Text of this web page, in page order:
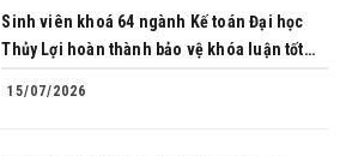
Sinh viên khoá 64 ngành Kế toán Đại học
Thủy Lợi hoàn thành bảo vệ khóa luận tốt
15/07/2026